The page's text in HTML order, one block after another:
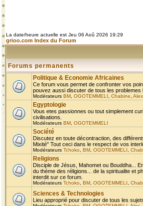
La date/heure actuelle est Jeu 06 Aoû 2026 19:29
grioo.com Index du Forum
Forums permanents
Politique & Economie Africaines
Ce forum vous permet de confronter vos
pouvez aussi discuter de tous les problemes
Modérateurs BM OGOTEMMELI Chabine Alex
Egyptologie
Vous etes passionnes ou tout simplement
civilisations.
Modérateurs BM OGOTEMMELI
Société
Discutez en toute décontraction, des
Mixité" Tout ceci dans le respect de vos
Modérateurs Tchoko BM OGOTEMMELI
Religions
Disciple de Jésus, Mahomet ou Bouddha...
du thème des réligions... de la spiritualite et
interdit sur ce forum.
Modérateurs Tchoko BM OGOTEMMELI
Sciences & Technologies
Lieu approprié pour discuter de tous les